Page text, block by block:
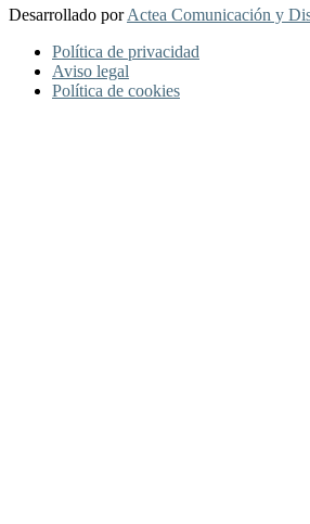
Desarrollado porActea Comunicación y
Política de privacidad
Aviso legal
Política de cookies